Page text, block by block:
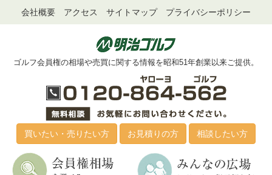
会社概要 アクセス サイトマップ プライバシーポリシー
ゴルフ会員権の相場や売買に関する情報を昭和51年創業以来ご提供。
買いたい・売りたい方 お見積りの方 相談したい方